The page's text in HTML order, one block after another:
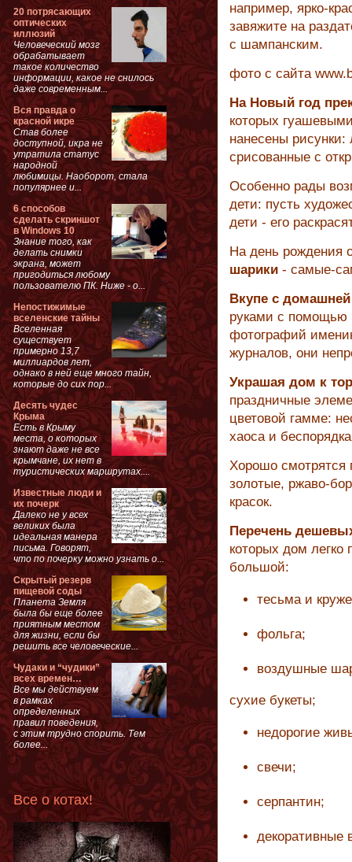
например, ярко-
завяжите на
с шампанским.
фото с сайта
На Новый год
которых
нанесены
срисованные с
Особенно рады
дети: пусть
дети - его
На день рождения
шарики - самые-
Вкупе с домашней
руками с помощью
фотографий
журналов, они
Украшая дом к
праздничные
цветовой гамме:
хаоса и
Хорошо смотрятся
золотые, ржаво-
красок.
Перечень
которых дом легко
большой:
тесьма и
фольга;
воздушные
сухие букеты;
недорогие
свечи;
серпантин;
декоративные
20 потрясающих
оптических
иллюзий
Человеческий мозг
обрабатывает
такое количество
информации, какое не снилось
даже современным...
Вся правда о
красной икре
Став более
доступной, икра не
утратила статус
народной
любимицы. Наоборот, стала
популярнее и...
6 способов
сделать скриншот
в Windows 10
Знание того, как
делать снимки
экрана, может
пригодиться любому
пользователю ПК. Ниже - о...
Непостижимые
вселенские тайны
Вселенная
существует
примерно 13,7
миллиардов лет,
однако в ней еще много тайн,
которые до сих пор...
Десять чудес
Крыма
Есть в Крыму
места, о которых
знают даже не все
крымчане, их нет в
туристических маршрутах....
Известные люди и
их почерк
Далеко не у всех
великих была
идеальная манера
письма. Говорят,
что по почерку можно узнать о...
Скрытый резерв
пищевой соды
Планета Земля
была бы еще более
приятным местом
для жизни, если бы
решить все человеческие...
Чудаки и “чудики”
всех времен…
Все мы действуем
в рамках
определенных
правил поведения,
с этим трудно спорить. Тем
более...
Все о котах!